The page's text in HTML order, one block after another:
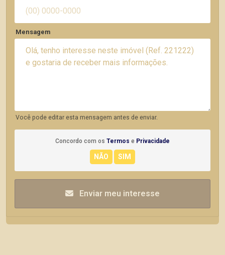
Mensagem
Você pode editar esta mensagem antes de enviar.
Concordo com os Termos e Privacidade
Enviar meu interesse